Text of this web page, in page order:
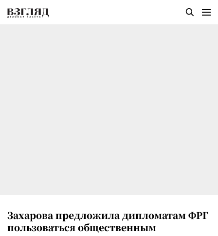
Захарова предложила дипломатам ФРГ
пользоваться общественным